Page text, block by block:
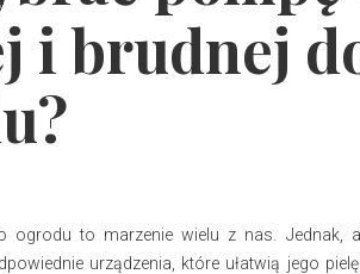
i brudnej
ogrodu to marzenie wielu z nas. Jednak,
urządzenia, które ułatwią jego